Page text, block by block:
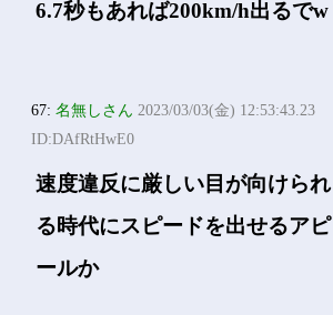
6.7秒もあれば200km/h出るでw
67:名無しさん 2023/03/03(金) 12:53:43.23
ID:DAfRtHwE0
速度違反に厳しい目が向けられ
る時代にスピードを出せるアピ
ールか